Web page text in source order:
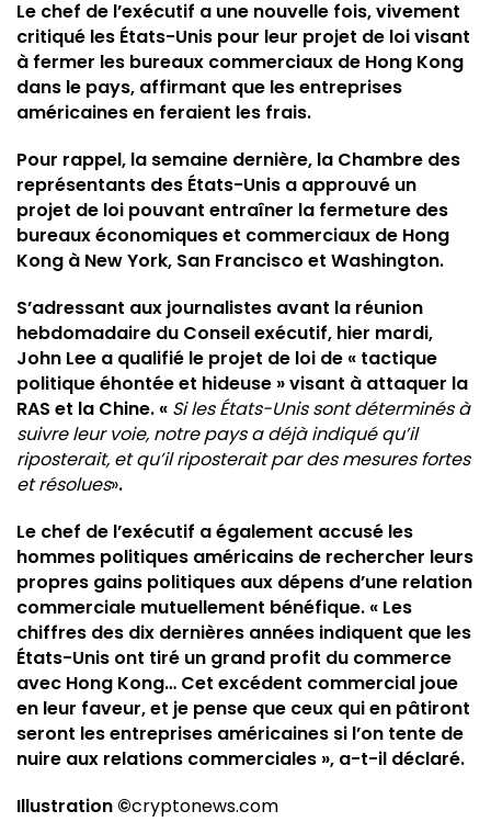
Le chef de l’exécutif a une nouvelle fois, vivement
critiqué les États-Unis pour leur projet de loi visant
à fermer les bureaux commerciaux de Hong Kong
dans le pays, affirmant que les entreprises
américaines en feraient les frais.
Pour rappel, la semaine dernière, la Chambre des
représentants des États-Unis a approuvé un
projet de loi pouvant entraîner la fermeture des
bureaux économiques et commerciaux de Hong
Kong à New York, San Francisco et Washington.
S’adressant aux journalistes avant la réunion
hebdomadaire du Conseil exécutif, hier mardi,
John Lee a qualifié le projet de loi de « tactique
politique éhontée et hideuse » visant à attaquer la
RAS et la Chine. « Si les États-Unis sont déterminés à
suivre leur voie, notre pays a déjà indiqué qu’il
riposterait, et qu’il riposterait par des mesures fortes
et résolues».
Le chef de l’exécutif a également accusé les
hommes politiques américains de rechercher leurs
propres gains politiques aux dépens d’une relation
commerciale mutuellement bénéfique. « Les
chiffres des dix dernières années indiquent que les
États-Unis ont tiré un grand profit du commerce
avec Hong Kong… Cet excédent commercial joue
en leur faveur, et je pense que ceux qui en pâtiront
seront les entreprises américaines si l’on tente de
nuire aux relations commerciales », a-t-il déclaré.
Illustration ©cryptonews.com